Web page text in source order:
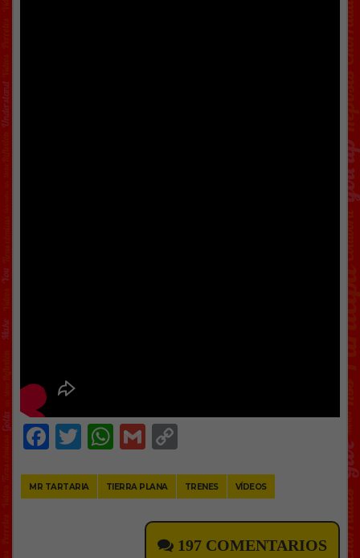
Facebook
Twitter
WhatsApp
Gmail
MR TARTARIA TIERRA PLANA TRENES VÍDEOS
197 COMENTARIOS